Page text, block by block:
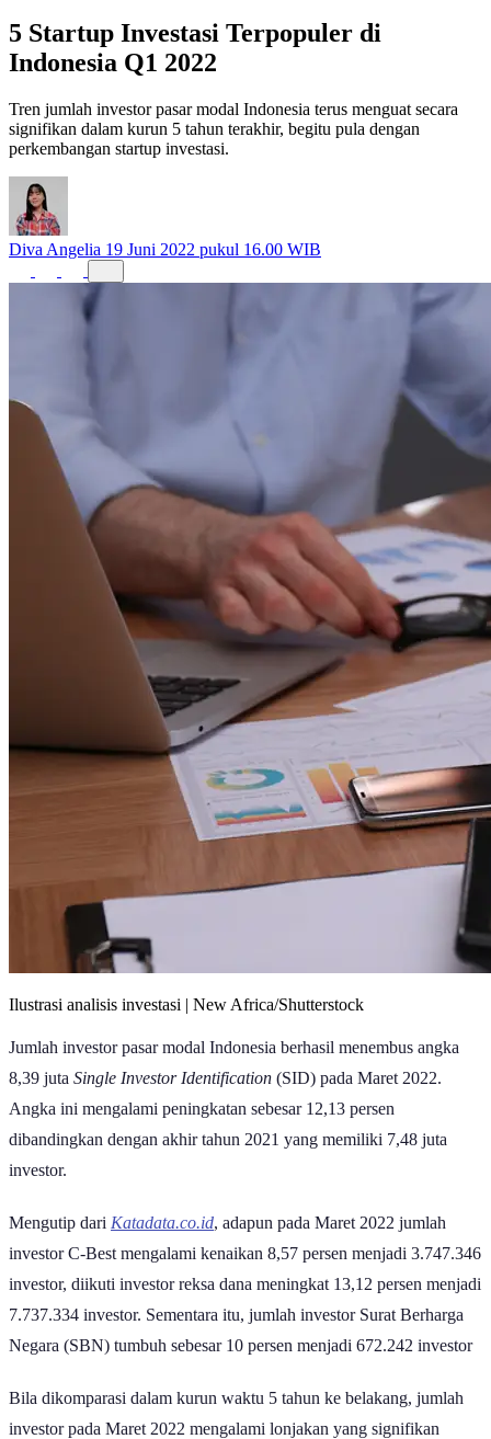
5 Startup Investasi Terpopuler di
Indonesia Q1 2022
Tren jumlah investor pasar modal Indonesia terus menguat secara
signifikan dalam kurun 5 tahun terakhir, begitu pula dengan
perkembangan startup investasi.
Diva Angelia 19 Juni 2022 pukul 16.00 WIB
Ilustrasi analisis investasi | New Africa/Shutterstock
Jumlah investor pasar modal Indonesia berhasil menembus angka
8,39 juta Single Investor Identification (SID) pada Maret 2022.
Angka ini mengalami peningkatan sebesar 12,13 persen
dibandingkan dengan akhir tahun 2021 yang memiliki 7,48 juta
investor.
Mengutip dari Katadata.co.id, adapun pada Maret 2022 jumlah
investor C-Best mengalami kenaikan 8,57 persen menjadi 3.747.346
investor, diikuti investor reksa dana meningkat 13,12 persen menjadi
7.737.334 investor. Sementara itu, jumlah investor Surat Berharga
Negara (SBN) tumbuh sebesar 10 persen menjadi 672.242 investor
Bila dikomparasi dalam kurun waktu 5 tahun ke belakang, jumlah
investor pada Maret 2022 mengalami lonjakan yang signifikan